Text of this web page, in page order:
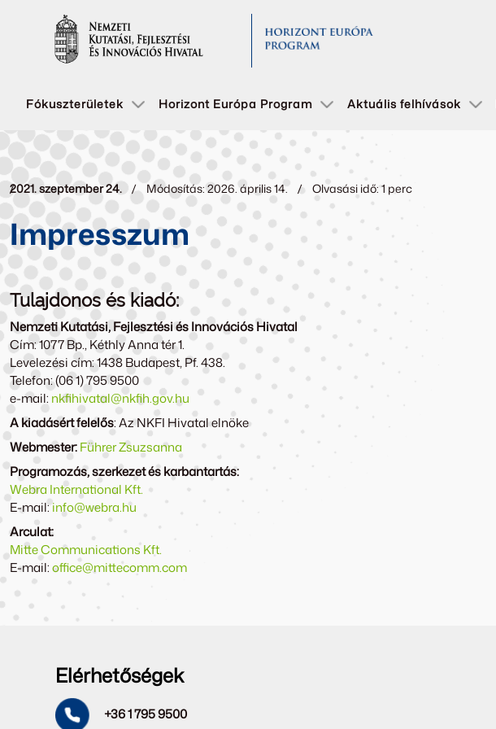
Fókuszterületek Horizont Európa Program Aktuális felhívások
2021. szeptember 24. Módosítás: 2026. április 14. Olvasási idő: 1 perc
Impresszum
Tulajdonos és kiadó:
Nemzeti Kutatási, Fejlesztési és Innovációs Hivatal
Cím: 1077 Bp., Kéthly Anna tér 1.
Levelezési cím: 1438 Budapest, Pf. 438.
Telefon: (06 1) 795 9500
e-mail: nkfihivatal@nkfih.gov.hu
A kiadásért felelős: Az NKFI Hivatal elnöke
Webmester:Führer Zsuzsanna
Programozás, szerkezet és karbantartás:
Webra International Kft.
E-mail: info@webra.hu
Arculat:
Mitte Communications Kft.
E-mail:office@mittecomm.com
Elérhetőségek
+36 1 795 9500